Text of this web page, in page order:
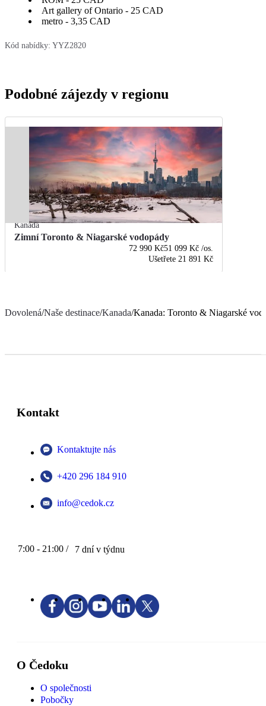
Art gallery of Ontario - 25 CAD
metro - 3,35 CAD
Kód nabídky: YYZ2820
Podobné zájezdy v regionu
Kanada
Zimní Toronto & Niagarské vodopády
72 990 Kč51 099 Kč /os.
Ušetřete 21 891 Kč
Dovolená/Naše destinace/Kanada/Kanada: Toronto & Niagarské
Kontakt
Kontaktujte nás
+420 296 184 910
info@cedok.cz
7:00 - 21:00 / 7 dní v týdnu
O Čedoku
O společnosti
Pobočky